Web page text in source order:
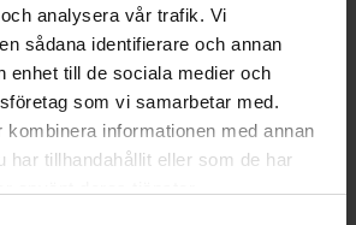
analysera vår trafik. Vi
sådana identifierare och annan
enhet till de sociala medier och
som vi samarbetar med.
informationen med annan
har tillhandahållit eller som de har
10 990:-
I lager